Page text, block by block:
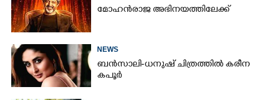
മോഹൻരാജ അഭിനയത്തിലേക്ക്
NEWS
ബൻസാലി-ധനുഷ് ചിത്രത്തിൽ കരീന
കപൂർ